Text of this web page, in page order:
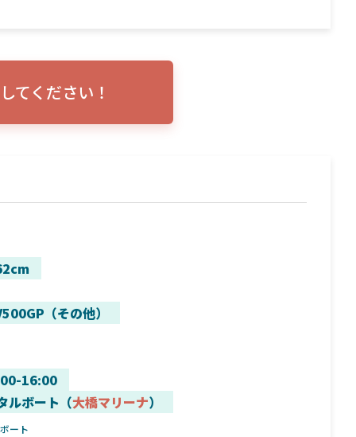
てください！
（その他）
16:00
ルボート（大橋マリーナ）
ート
ショ
ローランス イーグルアイ（EAGLE EYE）イ
ンプレ！ガーミンとの比較も併せてご説明い
たします